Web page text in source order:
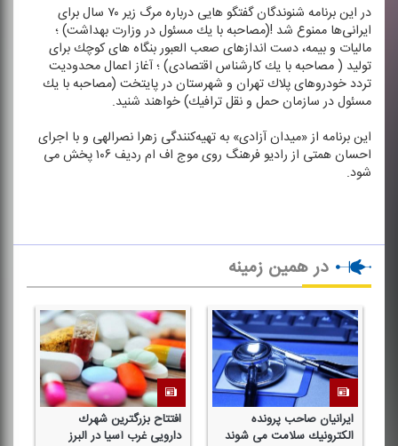
در این برنامه شنوندگان گفتگو هایی درباره مرگ زیر ۷۰ سال برای
ایرانی‌ها ممنوع شد !(مصاحبه با یك مسئول در وزارت بهداشت) ؛
مالیات و بیمه، دست اندازهای صعب العبور بنگاه های كوچك برای
تولید ( مصاحبه با یك كارشناس اقتصادی) ؛ آغاز اعمال محدودیت
تردد خودروهای پلاك تهران و شهرستان در پایتخت (مصاحبه با یك
مسئول در سازمان حمل و نقل ترافیك) خواهند شنید.
این برنامه از «میدان آزادی» به تهیه‌كنندگی زهرا نصرالهی و با اجرای
احسان همتی از رادیو فرهنگ روی موج اف ام ردیف ۱۰۶ پخش می
شود.
در همین زمینه
ایرانیان صاحب پرونده
الكترونیك سلامت می شوند
افتتاح بزرگترین شهرك
دارویی غرب آسیا در البرز